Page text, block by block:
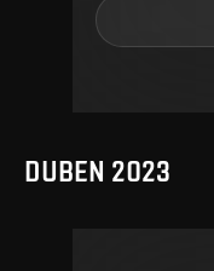
DUBEN 2023